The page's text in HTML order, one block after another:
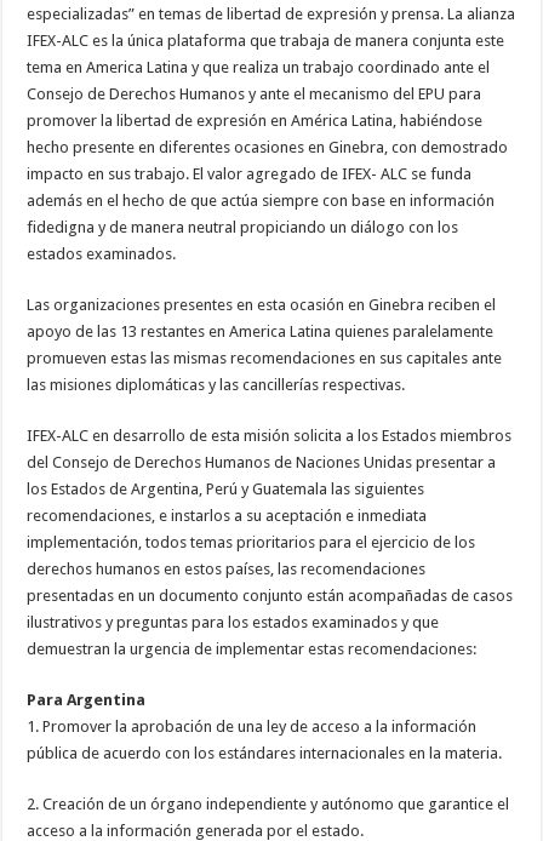
especializadas” en temas de libertad de expresión y prensa. La alianza
IFEX-ALC es la única plataforma que trabaja de manera conjunta este
tema en America Latina y que realiza un trabajo coordinado ante el
Consejo de Derechos Humanos y ante el mecanismo del EPU para
promover la libertad de expresión en América Latina, habiéndose
hecho presente en diferentes ocasiones en Ginebra, con demostrado
impacto en sus trabajo. El valor agregado de IFEX- ALC se funda
además en el hecho de que actúa siempre con base en información
fidedigna y de manera neutral propiciando un diálogo con los
estados examinados.
Las organizaciones presentes en esta ocasión en Ginebra reciben el
apoyo de las 13 restantes en America Latina quienes paralelamente
promueven estas las mismas recomendaciones en sus capitales ante
las misiones diplomáticas y las cancillerías respectivas.
IFEX-ALC en desarrollo de esta misión solicita a los Estados miembros
del Consejo de Derechos Humanos de Naciones Unidas presentar a
los Estados de Argentina, Perú y Guatemala las siguientes
recomendaciones, e instarlos a su aceptación e inmediata
implementación, todos temas prioritarios para el ejercicio de los
derechos humanos en estos países, las recomendaciones
presentadas en un documento conjunto están acompañadas de casos
ilustrativos y preguntas para los estados examinados y que
demuestran la urgencia de implementar estas recomendaciones:
Para Argentina
1. Promover la aprobación de una ley de acceso a la información
pública de acuerdo con los estándares internacionales en la materia.
2. Creación de un órgano independiente y autónomo que garantice el
acceso a la información generada por el estado.